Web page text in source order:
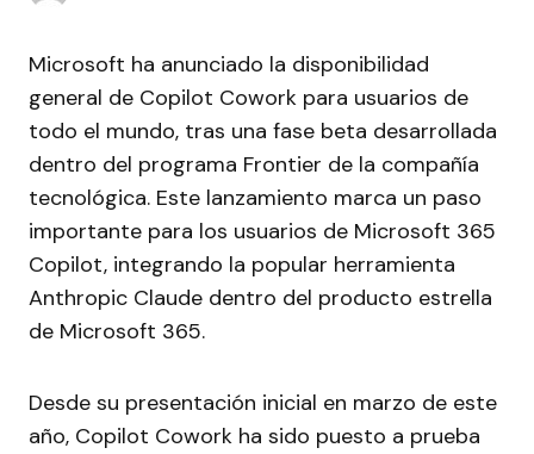
Microsoft ha anunciado la disponibilidad
general de Copilot Cowork para usuarios de
todo el mundo, tras una fase beta desarrollada
dentro del programa Frontier de la compañía
tecnológica. Este lanzamiento marca un paso
importante para los usuarios de Microsoft 365
Copilot, integrando la popular herramienta
Anthropic Claude dentro del producto estrella
de Microsoft 365.
Desde su presentación inicial en marzo de este
año, Copilot Cowork ha sido puesto a prueba